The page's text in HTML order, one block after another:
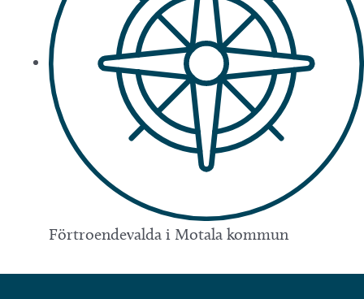
Förtroendevalda i Motala kommun